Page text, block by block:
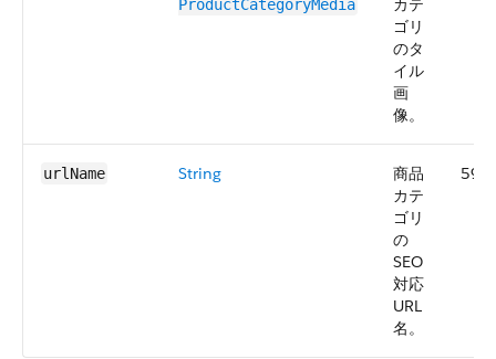
ProductCategoryMedia
カテ
ゴリ
のタ
イル
画
像。
urlName String
商品
カテ
ゴリ
の
SEO
対応
URL
名。
59.0